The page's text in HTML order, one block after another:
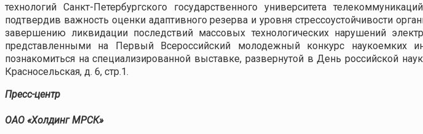
технологий Санкт-Петербургского государственного университета
подтвердив важность оценки адаптивного резерва и уровня стрессоустойчивости
завершению ликвидации последствий массовых технологических нарушений
представленными на Первый Всероссийский молодежный конкурс наукоемких
познакомиться на специализированной выставке, развернутой в День российской
Красносельская, д. 6, стр.1.
Пресс-центр
ОАО «Холдинг МРСК»